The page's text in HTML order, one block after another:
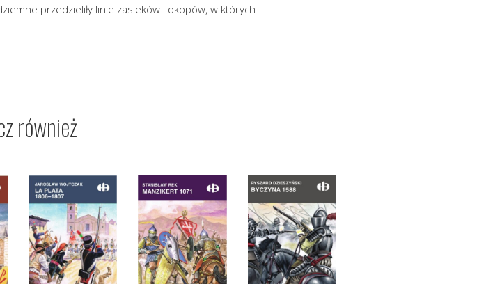
przedzieliły linie zasieków i okopów, w których
również